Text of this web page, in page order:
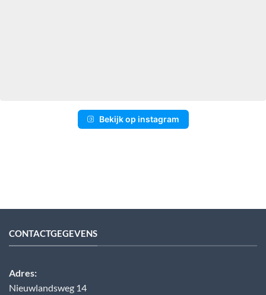
Bekijk op instagram
CONTACTGEGEVENS
Adres:
Nieuwlandsweg 14